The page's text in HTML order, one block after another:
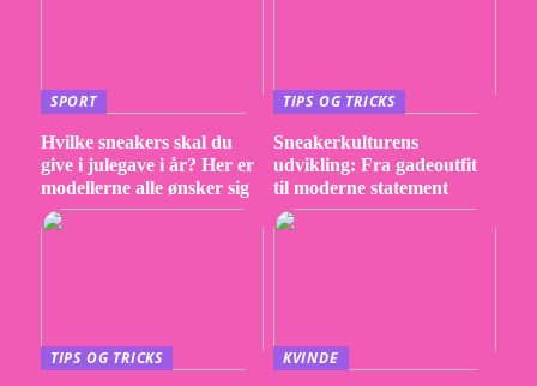
SPORT
Hvilke sneakers skal du
give i julegave i år? Her er
modellerne alle ønsker sig
TIPS OG TRICKS
Sneakerkulturens
udvikling: Fra gadeoutfit
til moderne statement
TIPS OG TRICKS KVINDE